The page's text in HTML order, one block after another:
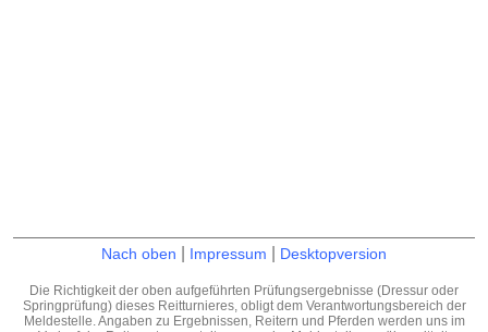
Nach oben Impressum Desktopversion
Die Richtigkeit der oben aufgeführten Prüfungsergebnisse (Dressur oder
Springprüfung) dieses Reitturnieres, obligt dem Verantwortungsbereich der
Meldestelle. Angaben zu Ergebnissen, Reitern und Pferden werden uns im